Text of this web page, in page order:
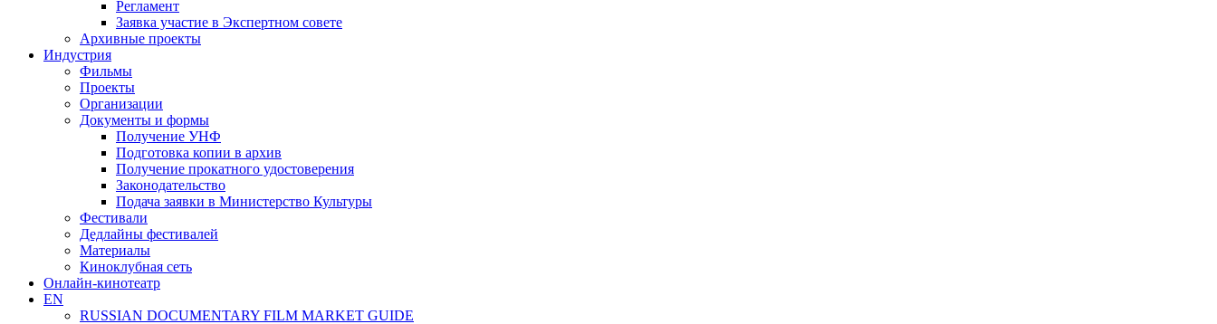
Регламент
Заявка участие в Экспертном совете
Архивные проекты
Индустрия
Фильмы
Проекты
Организации
Документы и формы
Получение УНФ
Подготовка копии в архив
Получение прокатного удостоверения
Законодательство
Подача заявки в Министерство Культуры
Фестивали
Дедлайны фестивалей
Материалы
Киноклубная сеть
Онлайн-кинотеатр
EN
RUSSIAN DOCUMENTARY FILM MARKET GUIDE